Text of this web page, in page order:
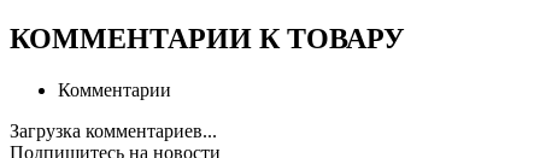
КОММЕНТАРИИ К ТОВАРУ
Комментарии
Загрузка комментариев...
Подпишитесь на новости